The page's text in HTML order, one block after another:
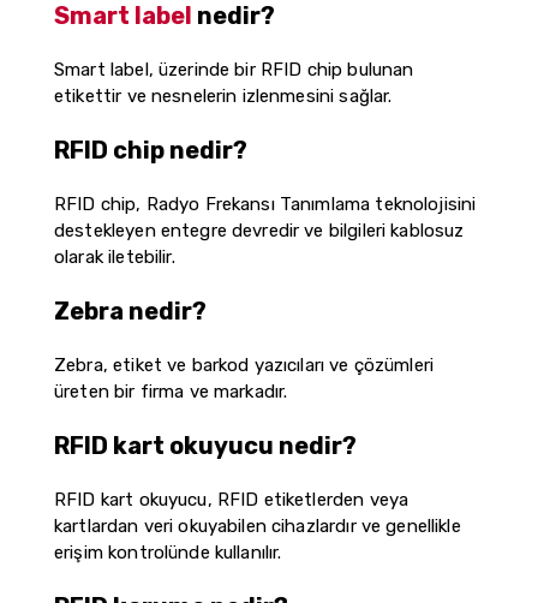
Smart label nedir?
Smart label, üzerinde bir RFID chip bulunan
etikettir ve nesnelerin izlenmesini sağlar.
RFID chip nedir?
RFID chip, Radyo Frekansı Tanımlama teknolojisini
destekleyen entegre devredir ve bilgileri kablosuz
olarak iletebilir.
Zebra nedir?
Zebra, etiket ve barkod yazıcıları ve çözümleri
üreten bir firma ve markadır.
RFID kart okuyucu nedir?
RFID kart okuyucu, RFID etiketlerden veya
kartlardan veri okuyabilen cihazlardır ve genellikle
erişim kontrolünde kullanılır.